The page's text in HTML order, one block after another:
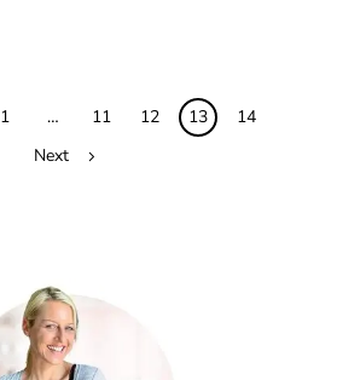
1 … 11 12 13
14
Next